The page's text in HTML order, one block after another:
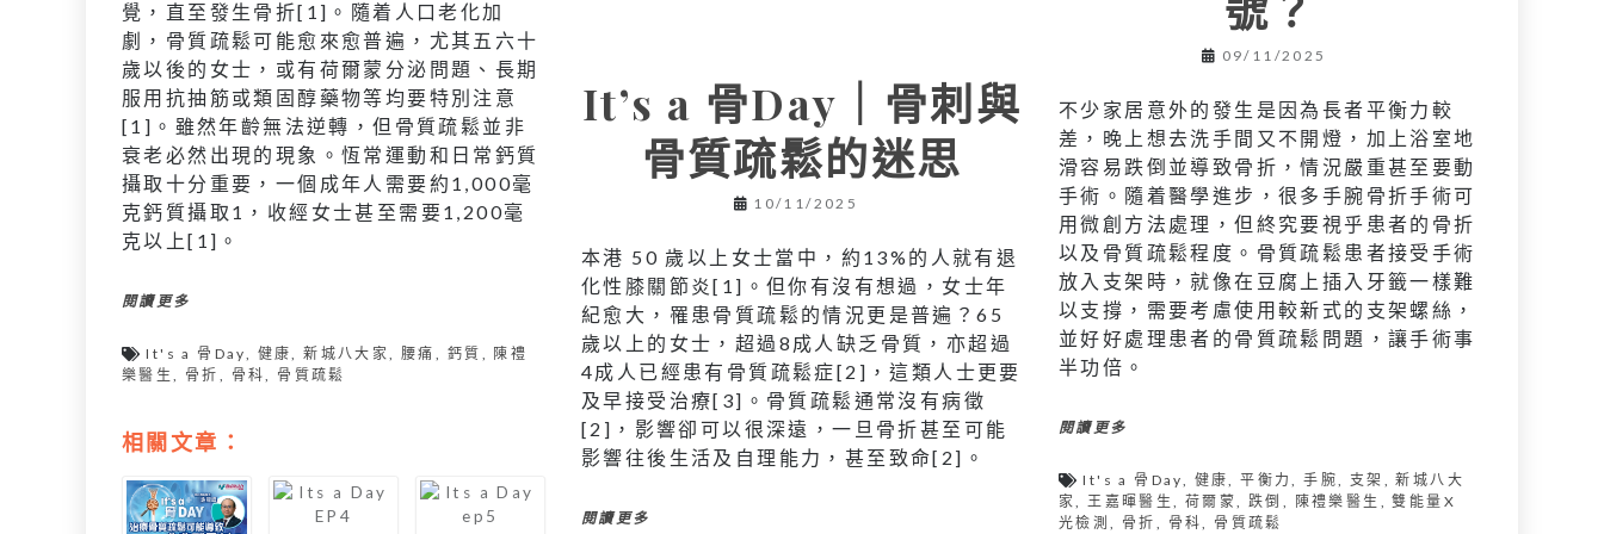
覺，直至發生骨折[1]。隨着人口老化加
劇，骨質疏鬆可能愈來愈普遍，尤其五六十
歲以後的女士，或有荷爾蒙分泌問題、長期
服用抗抽筋或類固醇藥物等均要特別注意
[1]。雖然年齡無法逆轉，但骨質疏鬆並非
衰老必然出現的現象。恆常運動和日常鈣質
攝取十分重要，一個成年人需要約1,000毫
克鈣質攝取1，收經女士甚至需要1,200毫
克以上[1]。
閱讀更多
It's a 骨Day 健康 ,新城八大家 ,腰痛 鈣質
陳禮
樂醫生
骨折 骨科 骨質疏鬆
相關文章：
It’s a 骨Day｜骨刺與
骨質疏鬆的迷思
10/11/2025
本港 50 歲以上女士當中，約13%的人就有退
化性膝關節炎[1]。但你有沒有想過，女士年
紀愈大，罹患骨質疏鬆的情況更是普遍？65
歲以上的女士，超過8成人缺乏骨質，亦超過
4成人已經患有骨質疏鬆症[2]，這類人士更要
及早接受治療[3]。骨質疏鬆通常沒有病徵
[2]，影響卻可以很深遠，一旦骨折甚至可能
影響往後生活及自理能力，甚至致命[2]。
閱讀更多
09/11/2025
不少家居意外的發生是因為長者平衡力較
差，晚上想去洗手間又不開燈，加上浴室地
滑容易跌倒並導致骨折，情況嚴重甚至要動
手術。隨着醫學進步，很多手腕骨折手術可
用微創方法處理，但終究要視乎患者的骨折
以及骨質疏鬆程度。骨質疏鬆患者接受手術
放入支架時，就像在豆腐上插入牙籤一樣難
以支撐，需要考慮使用較新式的支架螺絲，
並好好處理患者的骨質疏鬆問題，讓手術事
半功倍。
閱讀更多
It's a 骨Day 健康 ,平衡力 ,手腕 支架 ,新城八大
家
王嘉暉醫生 荷爾蒙 跌倒 陳禮樂醫生 ,雙能量X
光檢測
骨折 骨科 骨質疏鬆